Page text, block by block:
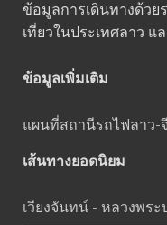
ข้อมูลการเดินทางด้วย
เที่ยวในประเทศลาว แ
ข้อมูลเพิ่มเติม
แผนที่สถานีรถไฟลาว-
เส้นทางยอดนิยม
เวียงจันทน์ - หลวงพระ